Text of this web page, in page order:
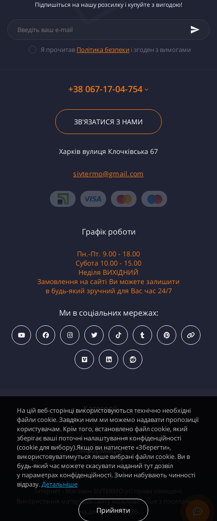
Підпишіться на нашу розсилку і купуйте з вигодою!
Я прочитав Політика безпеки і згоден з вимогами
+38 067-17-04-754
ЗВ'ЯЗАТИСЯ З НАМИ
Харків вулиця Клочківська 67
sivtermo@gmail.com
Категорії
Водонагрівачі електричні
Димохідні газові колонки
Димохідні газові котли і АОГВ
Радіатори опалення, Тепловентилятори
Запасні частини автоматика EuroSit
Інформація
Графік роботи
Пн.-Пт. 9.00 - 18.00
Субота 10.00 - 15.00
Неділя ВИХІДНИЙ
Замовлення на сайті Ви можете залишити
в будь-який зручний для Вас час 24/7
Ми в соціальних мережах:
Інтернет - Магазин SIVTERMO усі права захищені.
Використання матеріалів сайту можливе лише з посиланням
на джерело. © 2026
На цій веб-сторінці використовуються технічно необхідні
файли cookie. Завдяки ним ми можемо надавати пропозиції
користувачам. Крім того, встановлено файл cookie, який
зберігає ваші поточні налаштування конфіденційності
(cookie для вибору).Якщо ви натиснете «Зберегти»,
використовуватимуться лише вибрані файли cookie. Ви в
будь-який час можете скасувати наданий тут дозвіл
у параметрах конфіденційності. Зміни набувають чинності
відразу.Детальніше
Прийняти